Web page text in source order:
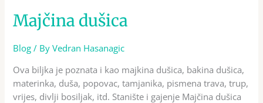
Majčina dušica
Blog / ByVedran Hasanagic
Ova biljka je poznata i kao majkina dušica, bakina dušica,
materinka, duša, popovac, tamjanika, pismena trava, trup,
vrijes, divlji bosiljak, itd. Stanište i gajenje Majčina dušica